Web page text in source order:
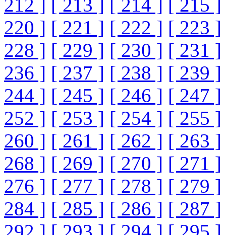
212 ] [ 213 ] [ 214 ] [ 215 ]
220 ] [ 221 ] [ 222 ] [ 223 ]
228 ] [ 229 ] [ 230 ] [ 231 ]
236 ] [ 237 ] [ 238 ] [ 239 ]
244 ] [ 245 ] [ 246 ] [ 247 ]
252 ] [ 253 ] [ 254 ] [ 255 ]
260 ] [ 261 ] [ 262 ] [ 263 ]
268 ] [ 269 ] [ 270 ] [ 271 ]
276 ] [ 277 ] [ 278 ] [ 279 ]
284 ] [ 285 ] [ 286 ] [ 287 ]